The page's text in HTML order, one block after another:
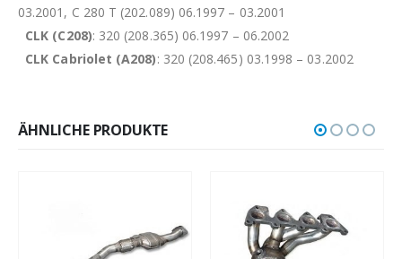
03.2001, C 280 T (202.089) 06.1997 – 03.2001
CLK (C208): 320 (208.365) 06.1997 – 06.2002
CLK Cabriolet (A208): 320 (208.465) 03.1998 – 03.2002
ÄHNLICHE PRODUKTE